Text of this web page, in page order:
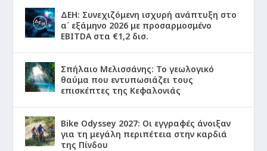
ΔΕΗ: Συνεχιζόμενη ισχυρή ανάπτυξη στο
α΄ εξάμηνο 2026 με προσαρμοσμένο
EBITDA στα €1,2 δισ.
Σπήλαιο Μελισσάνης: Το γεωλογικό
θαύμα που εντυπωσιάζει τους
επισκέπτες της Κεφαλονιάς
Bike Odyssey 2027: Οι εγγραφές άνοιξαν
για τη μεγάλη περιπέτεια στην καρδιά
της Πίνδου